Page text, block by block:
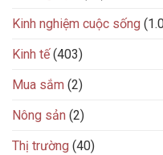
Kinh nghiệm cuộc sống
Kinh tế(403)
Mua sắm (2)
Nông sản (2)
Thị trường (40)